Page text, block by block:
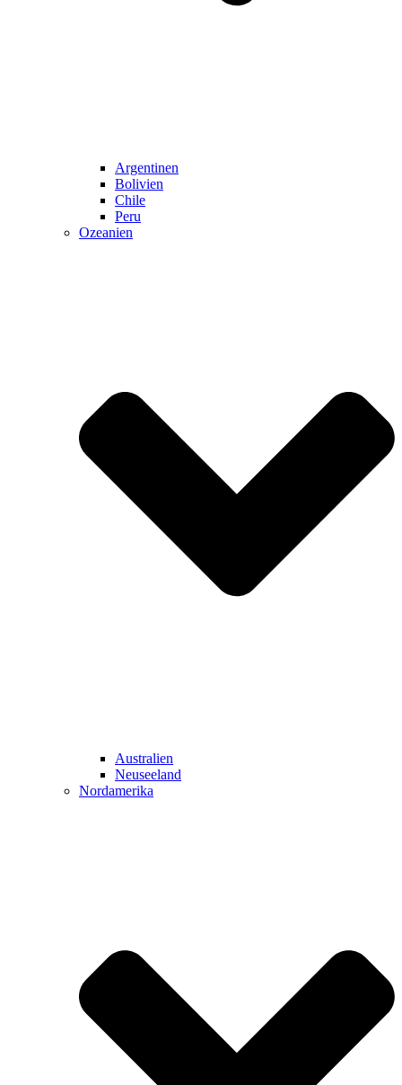
Argentinen
Bolivien
Chile
Peru
Ozeanien
Australien
Neuseeland
Nordamerika